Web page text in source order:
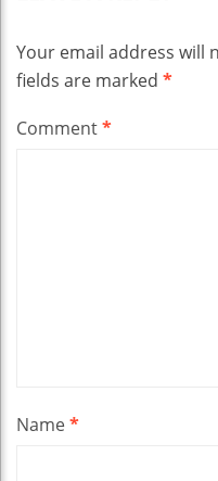
Your email address will
fields are marked *
Comment*
Name*